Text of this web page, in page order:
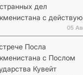
дел
с
05
Посла
с Послом
Кувейт